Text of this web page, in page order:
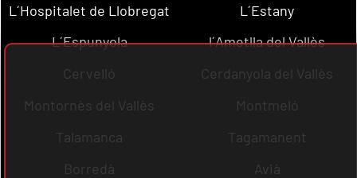
L´Hospitalet de Llobregat
L´Estany
L´Espunyola
l´Ametlla del Vallès
Cervelló
Cerdanyola del Vallès
Montornès del Vallès
Montmeló
Talamanca
Tagamanent
Borredà
Avià